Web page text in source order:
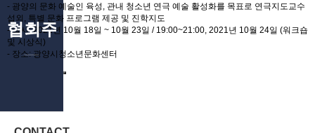
- 광양의 문화 예술인 육성, 관내 청소년 연극 예술 활성화를 목표로 연극지도교수
섭외, 특별 문화 프로그램 제공 및 진학지도
- 일시: 2021년 10월 18일 ~ 10월 23일 / 19:00~21:00, 2021년 10월 24일 (워크숍
및 시상식)
- 장소: 광양시청소년문화센터
협회주요사업